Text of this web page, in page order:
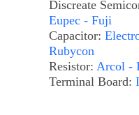
Discreate
Eupec - Fuji
Capacitor:
Rubycon
Resistor: Arcol -
Terminal Board: